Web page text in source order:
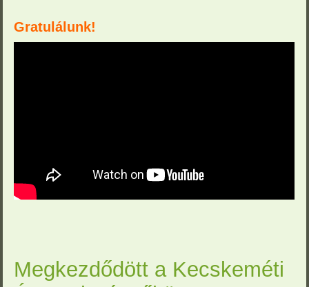
Gratulálunk!
Megkezdődött a Kecskeméti